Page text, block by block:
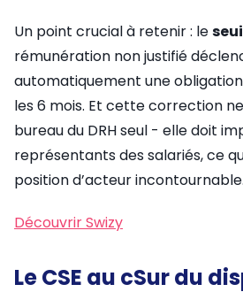
Un point crucial à retenir : le
rémunération non justifié
automatiquement une
les 6 mois. Et cette correction
bureau du DRH seul - elle doit
représentants des salariés, ce
position d’acteur incontournable.
Découvrir Swizy
Le CSE au cSur du